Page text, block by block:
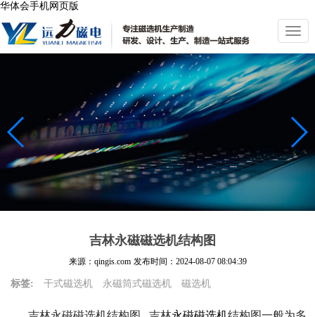
华体会手机网页版
切
换
导
航
吉林永磁磁选机结构图
来源：qingis.com 发布时间： 2024-08-07 08:04:39
标签: 干式磁选机 永磁筒式磁选机 磁选机